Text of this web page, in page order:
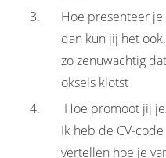
Hoe presenteer je
dan kun jij het
zo zenuwachtig
oksels klotst
Hoe promoot jij
Ik heb de CV-
vertellen hoe je